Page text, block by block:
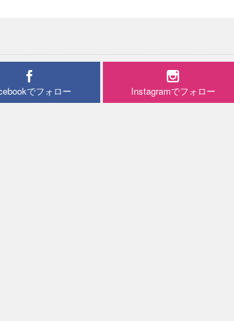
でフォロー Instagramでフォロー